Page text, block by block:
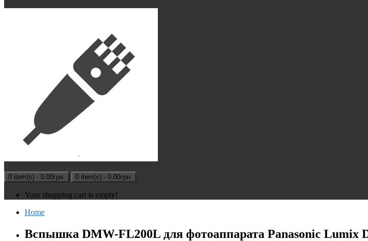
0 item(s) - 0.00грн. 0 item(s) - 0.00грн.
Your shopping cart is empty!
Home
Вспышка DMW-FL200L для фотоаппарата Panasonic Lumix